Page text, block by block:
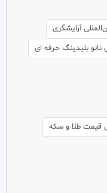
آرایشگری
بلیدینگ حرفه ای
قیمت طلا و سکه